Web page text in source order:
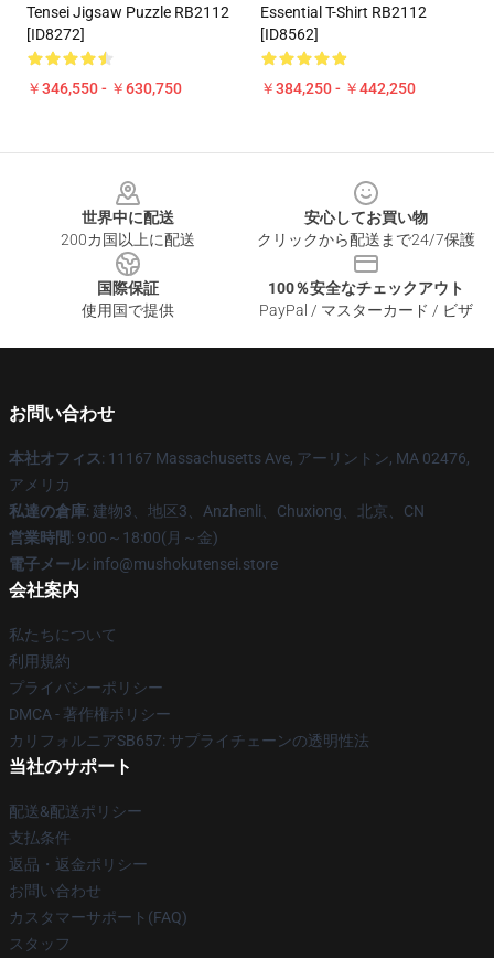
Tensei Jigsaw Puzzle RB2112
[ID8272]
￥346,550 - ￥630,750
Essential T-Shirt RB2112
[ID8562]
￥384,250 - ￥442,250
世界中に配送
200カ国以上に配送
安心してお買い物
クリックから配送まで24/7保護
国際保証
使用国で提供
100％安全なチェックアウト
PayPal / マスターカード / ビザ
お問い合わせ
本社オフィス: 11167 Massachusetts Ave, アーリントン, MA 02476,
アメリカ
私達の倉庫: 建物3、地区3、Anzhenli、Chuxiong、北京、CN
営業時間: 9:00～18:00(月～金)
電子メール: info@mushokutensei.store
会社案内
私たちについて
利用規約
プライバシーポリシー
DMCA - 著作権ポリシー
カリフォルニアSB657: サプライチェーンの透明性法
当社のサポート
配送&配送ポリシー
支払条件
返品・返金ポリシー
お問い合わせ
カスタマーサポート(FAQ)
スタッフ